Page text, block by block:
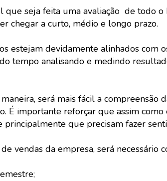
seja feita uma avaliação de todo o
chegar a curto, médio e longo prazo.
estejam devidamente alinhados com
tempo analisando e medindo
será mais fácil a compreensão
É importante reforçar que assim
que precisam fazer
vendas da empresa, será necessário